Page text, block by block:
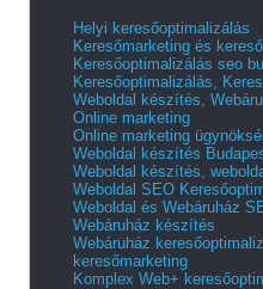
Helyi keresőoptimalizálás
Keresőmarketing és
Keresőoptimalizálás seo
Keresőoptimalizálás,
Weboldal készítés,
Online marketing
Online marketing
Weboldal készítés
Weboldal készítés,
Weboldal SEO
Weboldal és Webáruház
Webáruház készítés
Webáruház
keresőmarketing
Komplex Web+